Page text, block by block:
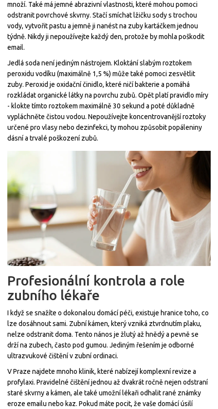
množí. Také má jemné abrazivní vlastnosti, které mohou pomoci
odstranit povrchové skvrny. Stačí smíchat lžičku sody s trochou
vody, vytvořit pastu a jemně ji nanést na zuby kartáčkem jednou
týdně. Nikdy ji nepoužívejte každý den, protože by mohla poškodit
email.
Jedlá soda není jediným nástrojem. Kloktání slabým roztokem
peroxidu vodíku (maximálně 1,5 %) může také pomoci zesvětlit
zuby. Peroxid je oxidační činidlo, které ničí bakterie a pomáhá
rozkládat organické látky na povrchu zubů. Opět platí pravidlo míry
- klokte tímto roztokem maximálně 30 sekund a poté důkladně
vypláchněte čistou vodou. Nepoužívejte koncentrovanější roztoky
určené pro vlasy nebo dezinfekci, ty mohou způsobit popáleniny
dásní a trvalé poškození zubů.
Profesionální kontrola a role
zubního lékaře
I když se snažíte o dokonalou domácí péči, existuje hranice toho, co
lze dosáhnout sami. Zubní kámen, který vzniká ztvrdnutím plaku,
nelze odstranit doma. Tento nános je žlutý až hnědý a pevně se
drží na zubech, často pod gumou. Jediným řešením je odborné
ultrazvukové čištění v zubní ordinaci.
V Praze najdete mnoho klinik, které nabízejí komplexní revize a
profylaxi. Pravidelné čištění jednou až dvakrát ročně nejen odstraní
staré skvrny a kámen, ale také umožní lékaři odhalit rané známky
eroze emailu nebo kaz. Pokud máte pocit, že vaše domácí úsilí